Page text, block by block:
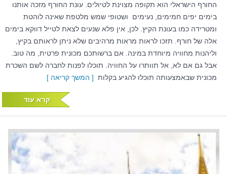
החורף הישראלי הוא תקופה מצוינת לטיולים. עונת החורף מזכה אותנו
בימים יפים חמימים, נעימים ושטופי שמש מלטפת שאינה לוהטת
ומטרידה כמו בעונת הקיץ. לכן, אין פלא שנעים לצאת לטייל דווקא בימים
אלה של חורף. תזכו לראות מראות מרהיבים שלא ניתן לראותם בקיץ,
וליהנות מחוויה מיוחדת במינה. אם ברשותכם מכונית פרטית, מה טוב.
אבל גם אם לא, אל תוותרו על החוויה. תוכלו לפנות לחברה לשם השכרת
מכונית שבאמצעותה תוכלו להגיע בקלות [ המשך קריאה ]
קרא עוד